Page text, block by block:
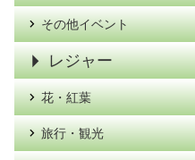
その他イベント
レジャー
花・紅葉
旅行・観光